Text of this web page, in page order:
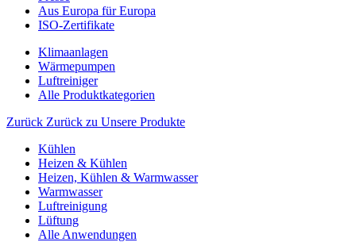
Aus Europa für Europa
ISO-Zertifikate
Klimaanlagen
Wärmepumpen
Luftreiniger
Alle Produktkategorien
Zurück Zurück zu Unsere Produkte
Kühlen
Heizen & Kühlen
Heizen, Kühlen & Warmwasser
Warmwasser
Luftreinigung
Lüftung
Alle Anwendungen